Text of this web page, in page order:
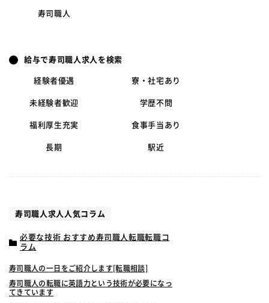
寿司職人
給与で寿司職人求人を検索
経験者優遇 寮・社宅あり
未経験者歓迎 学歴不問
福利厚生充実 食事手当あり
長期 駅近
寿司職人求人人気コラム
必要な技術 おすすめ寿司職人転職転職コ
ラム
寿司職人の一日をご紹介します[転職相談]
寿司職人の転職に英語力という技術が必要になっ
てきています